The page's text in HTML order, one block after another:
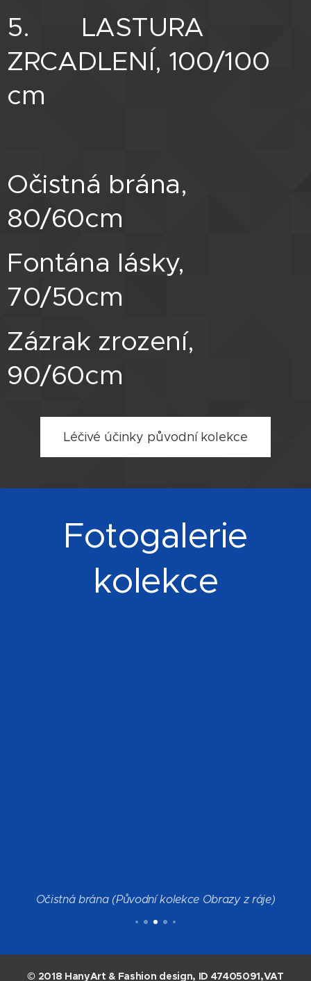
5. LASTURA
ZRCADLENÍ, 100/100
cm
Očistná brána,
80/60cm
Fontána lásky,
70/50cm
Zázrak zrození,
90/60cm
Léčivé účinky původní kolekce
Fotogalerie
kolekce
Očistná brána (Původní kolekce Obrazy z ráje)
© 2018 HanyArt & Fashion design, ID 47405091,VAT